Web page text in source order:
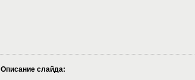
Описание слайда: